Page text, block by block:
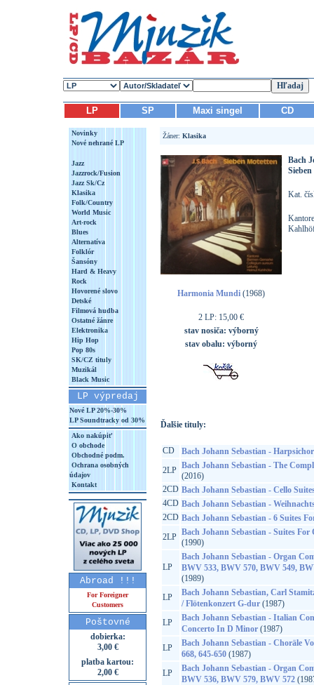
LP SP Maxi singel CD
Novinky
Nové nehrané LP
Jazz
Jazzrock/Fusion
Jazz Sk/Cz
Klasika
Folk/Country
World Music
Art-rock
Blues
Alternatíva
Folklór
Šansóny
Hard & Heavy
Rock
Hovorené slovo
Detské
Filmová hudba
Ostatné žánre
Elektronika
Hip Hop
Pop 80s
SK/CZ tituly
Muzikál
Black Music
LP výpredaj
Nové LP 20%-30%
LP Soundtracky od 30%
Ako nakúpiť
O obchode
Obchodné podm.
Ochrana osobných
údajov
Kontakt
Abroad !!!
For Foreigner
Customers
Poštovné
dobierka:
3,00 €
platba kartou:
2,00 €
Žáner: Klasika
Harmonia Mundi (1968)
2 LP: 15,00 €
stav nosiča: výborný
stav obalu: výborný
Bach
Kat.
Ďalšie tituly:
CD
Bach Johann Sebastian -
2LP Bach Johann Sebastian - The
(2016)
2CD Bach Johann Sebastian - Cello
4CD Bach Johann Sebastian -
2CD Bach Johann Sebastian - 6 Suites
2LP Bach Johann Sebastian - Suites For
(1990)
LP
Bach Johann Sebastian - Organ
BWV 533, BWV 570, BWV 549,
(1989)
LP
Bach Johann Sebastian, Carl
/ Flötenkonzert G-dur(1987)
LP
Bach Johann Sebastian - Italian
Concerto In D Minor(1987)
LP
Bach Johann Sebastian - Choräle
668, 645-650(1987)
LP
Bach Johann Sebastian - Organ
BWV 536, BWV 579, BWV 572